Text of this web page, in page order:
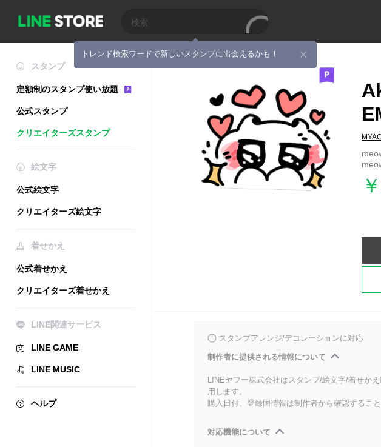
トレンド検索ワードで新しいスタンプに出会えるかも！
スタンプ
定額制のスタンプ使い放題
公式スタンプ
クリエイターズスタンプ
絵文字
公式絵文字
クリエイターズ絵文字
着せかえ
公式着せかえ
クリエイターズ着せかえ
LINE関連サービス
LINE GAME
LINE MUSIC
ヘルプ
スタンプアレンジ/デコレーションに対応
制作者に提供される情報について
LINEヤフー株式会社はスタンプ/絵文字/着せか
用します。
購入日付、登録国情報は制作者から確認するこ
対応機能について